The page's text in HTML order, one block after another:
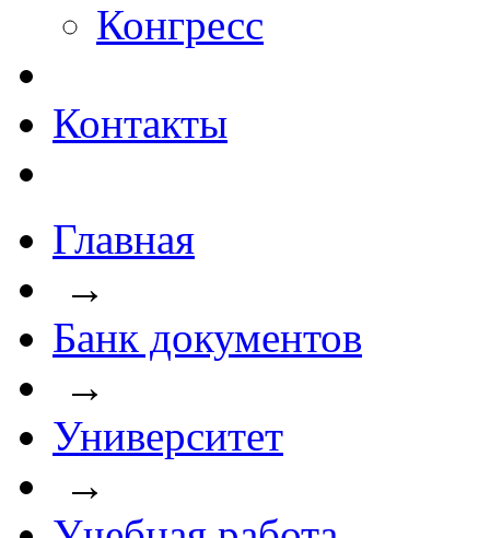
Конгресс
Контакты
Главная
→
Банк документов
→
Университет
→